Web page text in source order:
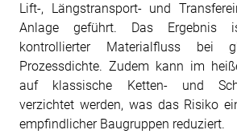
Lift-, Längstransport- und
Anlage geführt. Das Ergebnis
kontrollierter Materialfluss bei
Prozessdichte. Zudem kann im
auf klassische Ketten- und
verzichtet werden, was das Risiko
empfindlicher Baugruppen reduziert.